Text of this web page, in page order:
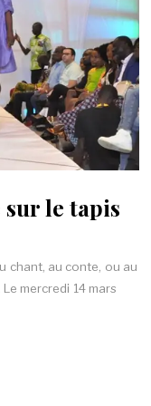
le tapis
chant, au conte, ou au
mercredi 14 mars